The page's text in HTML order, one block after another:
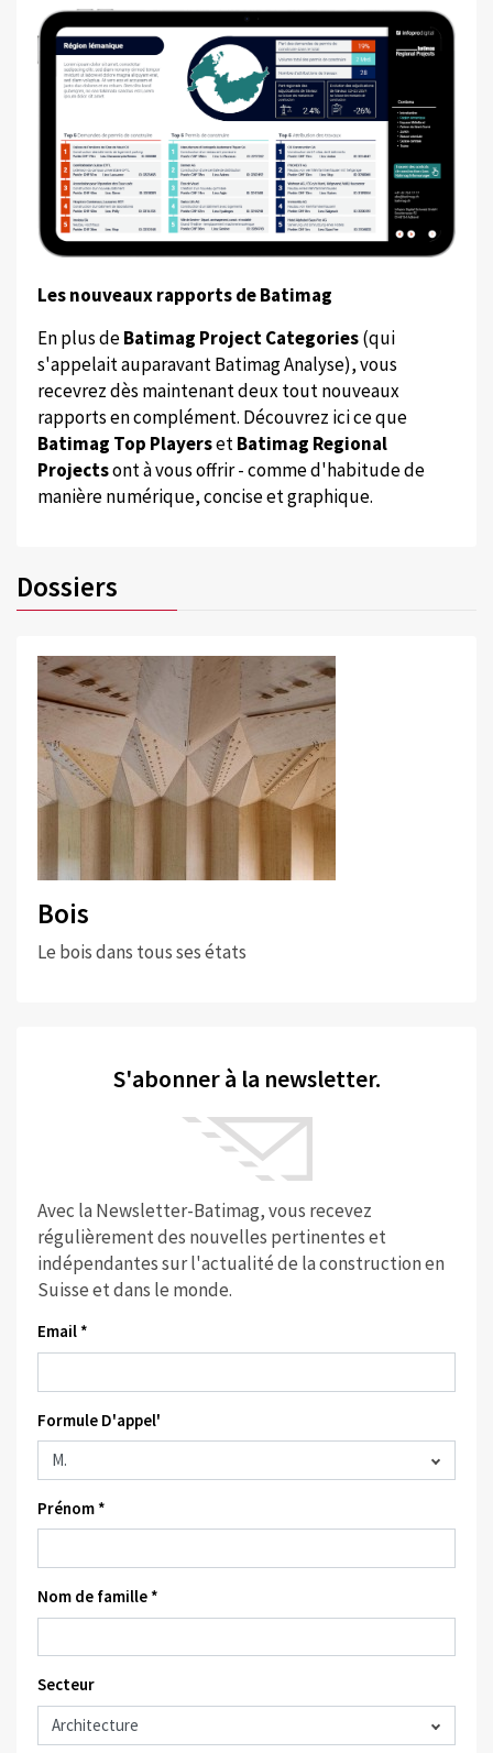
Les nouveaux rapports de Batimag
En plus deBatimag Project Categories(qui
s'appelait auparavant Batimag Analyse), vous
recevrez dès maintenant deux tout nouveaux
rapports en complément. Découvrez ici ce que
Batimag Top PlayersetBatimag Regional
Projectsont à vous offrir - comme d'habitude de
manière numérique, concise et graphique.
Dossiers
Bois
Le bois dans tous ses états
S'abonner à la newsletter.
Avec la Newsletter-Batimag, vous recevez
régulièrement des nouvelles pertinentes et
indépendantes sur l'actualité de la construction en
Suisse et dans le monde.
Email *
Formule D'appel'
Prénom *
Nom de famille *
Secteur